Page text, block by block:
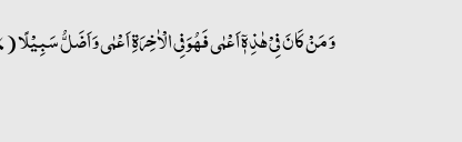
وَ مَنۡ کَانَ فِیۡ ہٰذِہٖۤ اَعۡمٰی فَہُوَ فِی الۡاٰخِرَۃِ اَعۡمٰی وَ اَضَلُّ سَبِیۡلًا(۱۷ بنی اسرائیل:۷۲)